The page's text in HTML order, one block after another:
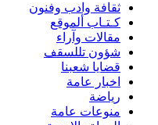
ثقافة وادب وفنون
كـتـاب ألموقع
مقالات وآراء
شؤون تللسقف
قضايا شعبنا
اخبار عامة
رياضة
منوعات عامة